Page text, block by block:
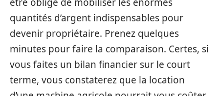
quantités d’argent indispensables pour
devenir propriétaire. Prenez quelques
minutes pour faire la comparaison. Certes, si
vous faites un bilan financier sur le court
terme, vous constaterez que la location